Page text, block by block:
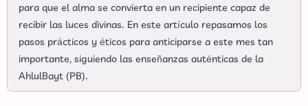
para que el alma se convierta en un recipiente capaz de
recibir las luces divinas. En este artículo repasamos los
pasos prácticos y éticos para anticiparse a este mes tan
importante, siguiendo las enseñanzas auténticas de la
AhlulBayt (PB).